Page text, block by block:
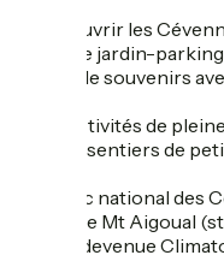
A découvrir les
salon de jardin-
pleine de souvenirs
- des activités de
sur des sentiers de
- le Parc national des
étoilé), le Mt Aigoual
météo devenue